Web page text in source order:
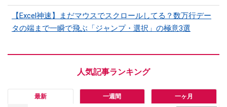
【Excel神速】まだマウスでスクロールしてる？数万行デー
タの端まで一瞬で飛ぶ「ジャンプ・選択」の極意3選
最新 一週間 一ヶ月